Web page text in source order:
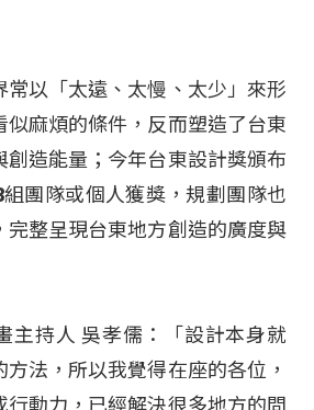
常以「太遠、太慢、太少」來形
似麻煩的條件，反而塑造了台東
創造能量；今年台東設計獎頒布
團隊或個人獲獎，規劃團隊也
完整呈現台東地方創造的廣度與
主持人 吳孝儒：「設計本身就
法，所以我覺得在座的各位，